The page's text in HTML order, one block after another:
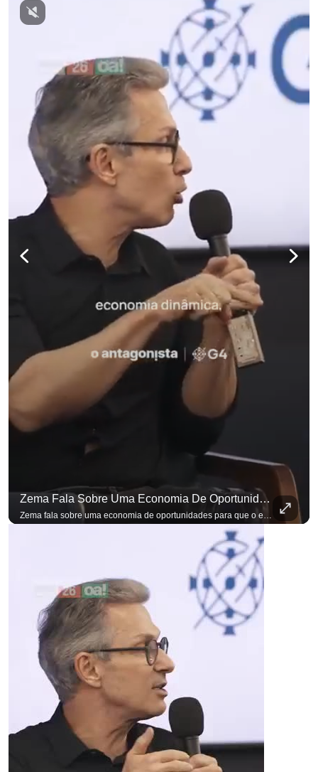
Zema Fala Sobre Uma Economia De Oportunidades Para O Empresário
Zema fala sobre uma economia de oportunidades para que o empresário brasileiro não precise sair do país para manter o crescimento do seu negócio. A primeira Sabatina Presidencial em que as perguntas não vieram de assessores, partidos ou jornalistas. Vieram de uma pesquisa com empresários brasileiros. Imposto, juro, custo de contratar. Cada candidato frente a frente com quem move a economia do país. Se você busca informação com credibilidade, inscreva-se agora e ative o